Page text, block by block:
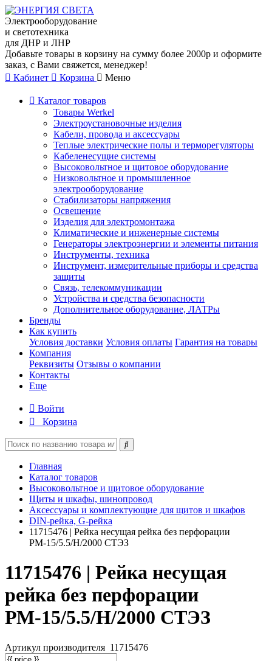
Электрооборудование
и светотехника
для ДНР и ЛНР
Добавьте товары в корзину на сумму более 2000р и оформите
заказ, с Вами свяжется, менеджер!
Кабинет
Корзина Меню
Каталог товаров
Товары Werkel
Электроустановочные изделия
Кабели, провода и аксессуары
Теплые электрические полы и терморегуляторы
Кабеленесущие системы
Высоковольтное и щитовое оборудование
Низковольтное и промышленное
электрооборудование
Стабилизаторы напряжения
Освещение
Изделия для электромонтажа
Климатические и инженерные системы
Генераторы электроэнергии и элементы питания
Инструменты, техника
Инструмент, измерительные приборы и средства
защиты
Связь, телекоммуникации
Устройства и средства безопасности
Дополнительное оборудование, ЛАТРы
Бренды
Как купить
Условия доставки Условия оплаты Гарантия на товары
Компания
Реквизиты Отзывы о компании
Контакты
Еще
Войти
Корзина
Главная
Каталог товаров
Высоковольтное и щитовое оборудование
Щиты и шкафы, шинопровод
Аксессуары и комплектующие для щитов и шкафов
DIN-рейка, G-рейка
11715476 | Рейка несущая рейка без перфорации
РМ-15/5.5/Н/2000 СТЭЗ
11715476 | Рейка несущая
рейка без перфорации
РМ-15/5.5/Н/2000 СТЭЗ
Артикул производителя 11715476